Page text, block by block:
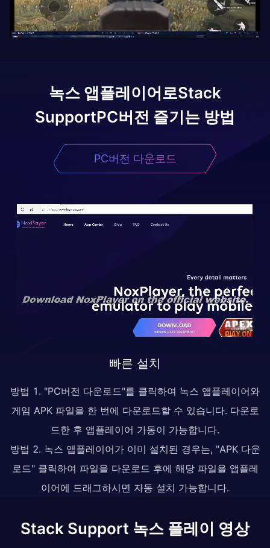
녹스 앱플레이어로Stack
SupportPC버전 즐기는 방법
PC버전 다운로드
빠른 설치
방법 1. "PC버전 다운로드"를 클릭하여 녹스 앱플레이어와
게임 APK 파일을 한 번에 다운로드할 수 있습니다. 다운로
드한 후 앱플레이어 가동이 가능합니다.
방법 2. 녹스 앱플레이어가 이미 설치된 경우는, "APK 다운
로드" 클릭하여 파일을 다운로드 후에 해당 파일을 앱플레
이어에 드래그하시면 자동 설치 가능합니다.
Stack Support 녹스 플레이 영상